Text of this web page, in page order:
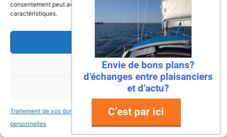
consentement peut avoir un effet négatif sur certaines fonctonnalités et
caractéristiques.
Accepter
Refuser
Voir les préférences
Traitement de vos données
personnelles
Traitement de vos données
personnelles
Envie de bons plans?
d’échanges entre plaisanciers
et d’actu?
C’est par ici